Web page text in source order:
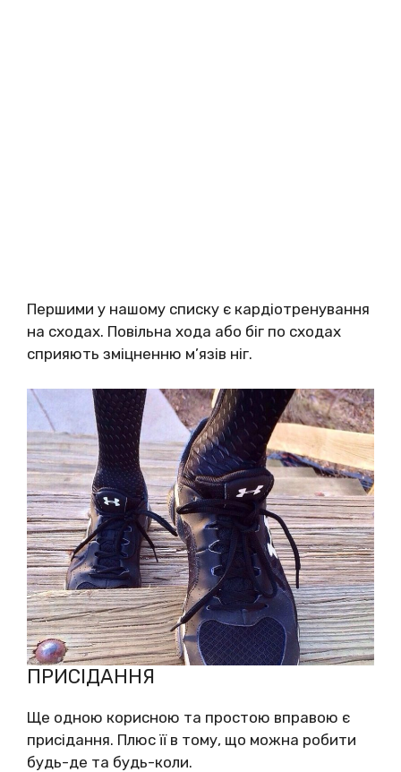
Першими у нашому списку є кардіотренування
на сходах. Повільна хода або біг по сходах
сприяють зміцненню м’язів ніг.
ПРИСІДАННЯ
Ще одною корисною та простою вправою є
присідання. Плюс її в тому, що можна робити
будь-де та будь-коли.